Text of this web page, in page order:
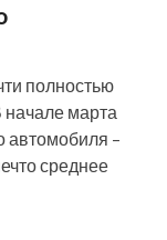
полностью
марта
автомобиля –
среднее